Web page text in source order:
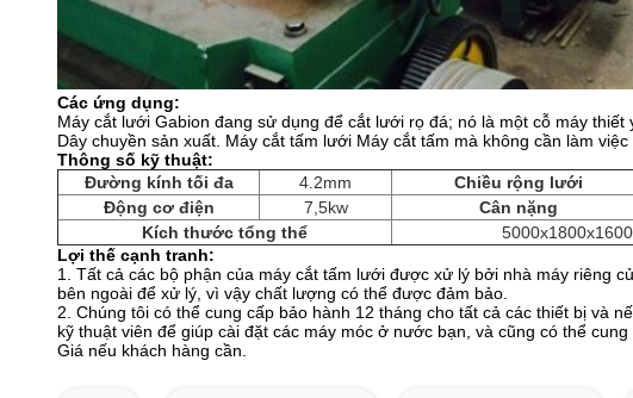
Các ứng dụng:
Máy cắt lưới Gabion đang sử dụng để cắt lưới rọ đá; nó là một cỗ máy thiết
Dây chuyền sản xuất. Máy cắt tấm lưới Máy cắt tấm mà không cần làm việc
Thông số kỹ thuật:
Đường kính tối đa
4.2mm Chiều rộng lưới
Động cơ điện
7,5kw Cân nặng
Kích thước tổng thể
Lợi thế cạnh tranh:
1. Tất cả các bộ phận của máy cắt tấm lưới được xử lý bởi nhà máy riêng
bên ngoài để xử lý, vì vậy chất lượng có thể được đảm bảo.
2. Chúng tôi có thể cung cấp bảo hành 12 tháng cho tất cả các thiết bị và
kỹ thuật viên để giúp cài đặt các máy móc ở nước bạn, và cũng có thể
Giá nếu khách hàng cần.